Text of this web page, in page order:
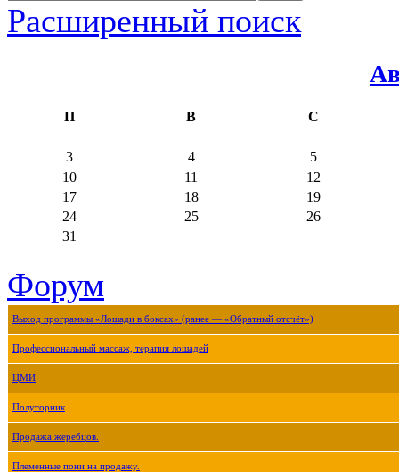
Расширенный поиск
П В С
3 4
5
10
11
12
17
18
19
24
25
26
31
Форум
Выход программы «Лошади в боксах» (ранее — «Обратный отсчёт»)
Профессиональный массаж, терапия лошадей
ЦМИ
Полуторник
Продажа жеребцов.
Племенные пони на продажу.